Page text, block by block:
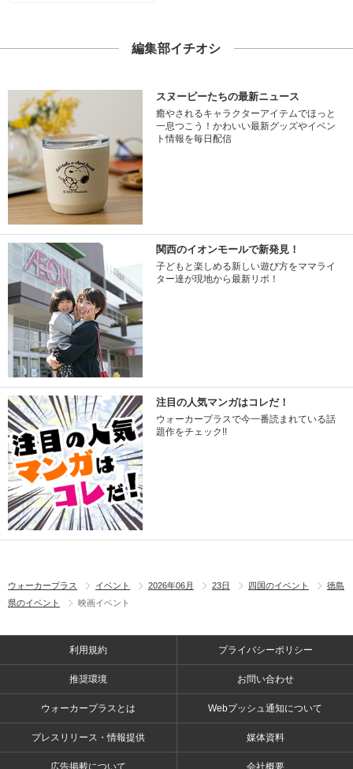
編集部イチオシ
スヌーピーたちの最新ニュース
癒やされるキャラクターアイテムでほっと
一息つこう！かわいい最新グッズやイベン
ト情報を毎日配信
関西のイオンモールで新発見！
子どもと楽しめる新しい遊び方をママライ
ター達が現地から最新リポ！
注目の人気マンガはコレだ！
ウォーカープラスで今一番読まれている話
題作をチェック!!
ウォーカープラス イベント 2026年06月 23日 四国のイベント
徳島
県のイベント
映画イベント
利用規約 プライバシーポリシー
推奨環境 お問い合わせ
ウォーカープラスとは Webプッシュ通知について
プレスリリース・情報提供 媒体資料
広告掲載について 会社概要